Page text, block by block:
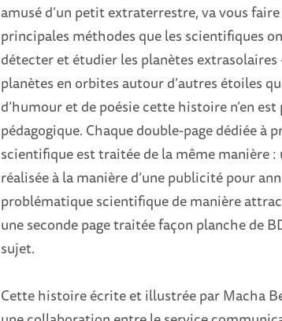
amusé d’un petit extraterrestre, va vous
principales méthodes que les scientifiques
détecter et étudier les planètes extrasolaires
planètes en orbites autour d’autres étoiles
d’humour et de poésie cette histoire n’en
pédagogique. Chaque double-page dédiée à
scientifique est traitée de la même manière :
réalisée à la manière d’une publicité pour
problématique scientifique de manière
une seconde page traitée façon planche de
sujet.
Cette histoire écrite et illustrée par Macha